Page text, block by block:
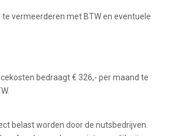
te vermeerderen met BTW en eventuele
bedraagt € 326,- per maand te
belast worden door de nutsbedrijven.